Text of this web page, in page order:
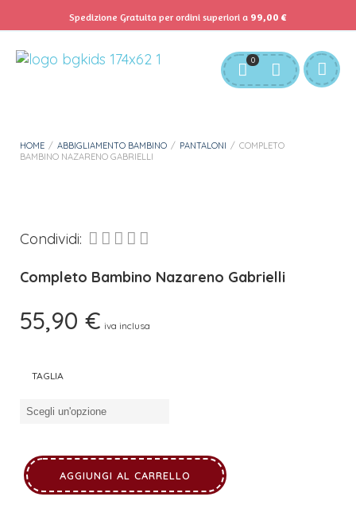
Servizio Clienti: info@bgkids.it +39 345 627 9165
Download APP B&G Kids
0
HOME / ABBIGLIAMENTO BAMBINO / PANTALONI / COMPLETO
BAMBINO NAZARENO GABRIELLI
Condividi:
Completo Bambino Nazareno Gabrielli
55,90 € iva inclusa
TAGLIA
AGGIUNGI AL CARRELLO
Spedizione Gratuita per ordini superiori a 99,00 €